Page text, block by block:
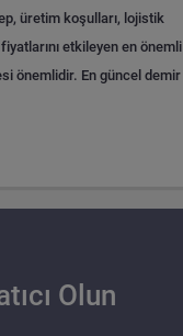
üretim koşulları, lojistik
etkileyen en önemli
önemlidir. En güncel demir
Olun